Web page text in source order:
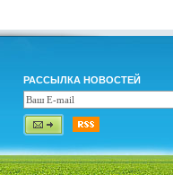
РАССЫЛКА НОВОСТЕЙ